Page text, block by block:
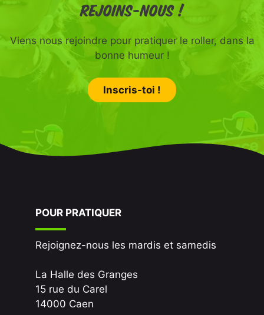
Rejoins-nous !
Viens nous rejoindre pour pratiquer le roller, dans la
bonne humeur !
Inscris-toi !
POUR PRATIQUER
Rejoignez-nous les mardis et samedis
La Halle des Granges
15 rue du Carel
14000 Caen